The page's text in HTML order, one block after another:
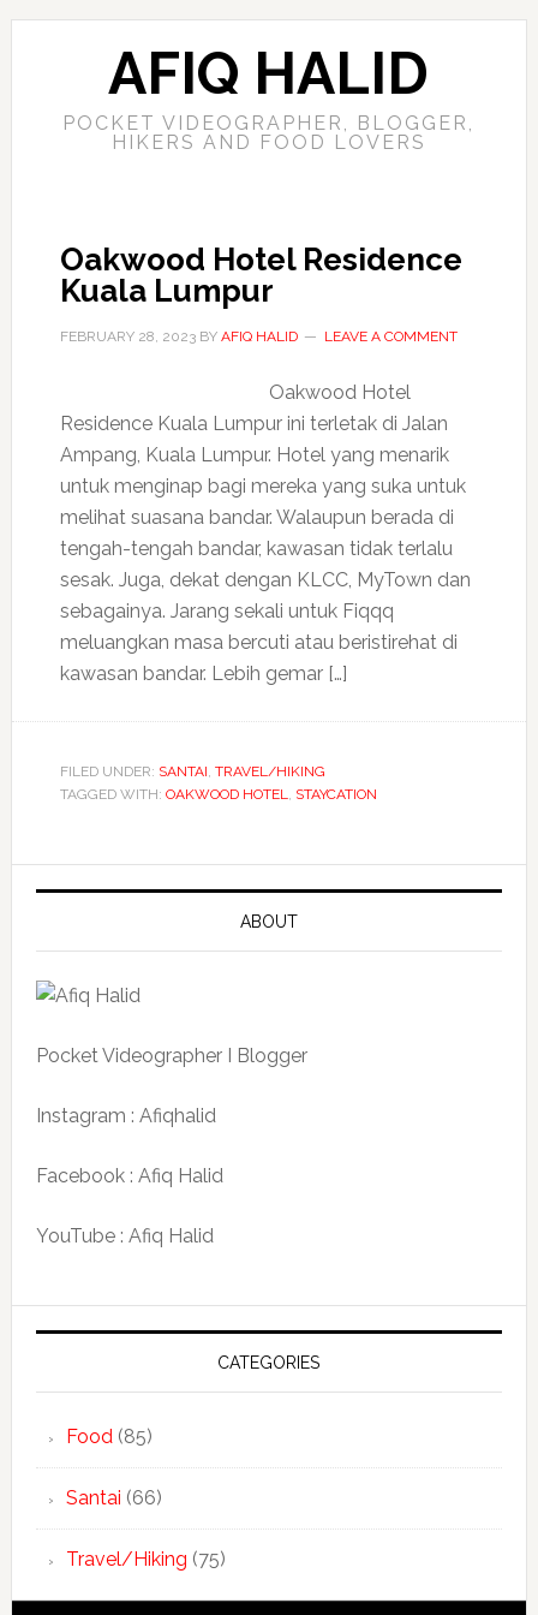
AFIQ HALID
POCKET VIDEOGRAPHER, BLOGGER,
HIKERS AND FOOD LOVERS
Oakwood Hotel Residence
Kuala Lumpur
FEBRUARY 28, 2023BY AFIQ HALID LEAVE A COMMENT
Oakwood Hotel
Residence Kuala Lumpur ini terletak di Jalan
Ampang, Kuala Lumpur. Hotel yang menarik
untuk menginap bagi mereka yang suka untuk
melihat suasana bandar. Walaupun berada di
tengah-tengah bandar, kawasan tidak terlalu
sesak. Juga, dekat dengan KLCC, MyTown dan
sebagainya. Jarang sekali untuk Fiqqq
meluangkan masa bercuti atau beristirehat di
kawasan bandar. Lebih gemar […]
FILED UNDER: SANTAI, TRAVEL/HIKING
TAGGED WITH: OAKWOOD HOTEL, STAYCATION
ABOUT
Pocket Videographer I Blogger
Instagram : Afiqhalid
Facebook : Afiq Halid
YouTube : Afiq Halid
CATEGORIES
Food(85)
Santai (66)
Travel/Hiking (75)